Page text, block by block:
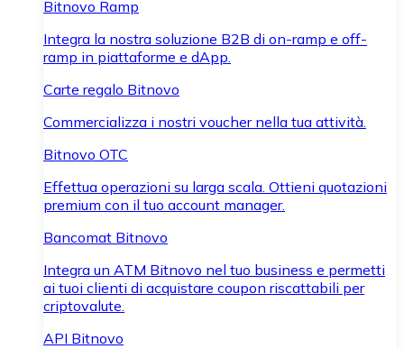
Bitnovo Ramp
Integra la nostra soluzione B2B di on-ramp e off-
ramp in piattaforme e dApp.
Carte regalo Bitnovo
Commercializza i nostri voucher nella tua attività.
Bitnovo OTC
Effettua operazioni su larga scala. Ottieni quotazioni
premium con il tuo account manager.
Bancomat Bitnovo
Integra un ATM Bitnovo nel tuo business e permetti
ai tuoi clienti di acquistare coupon riscattabili per
criptovalute.
API Bitnovo